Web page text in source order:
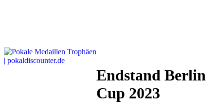
Endstand Berlin
Cup 2023